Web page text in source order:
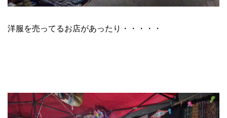
洋服を売ってるお店があったり・・・・・